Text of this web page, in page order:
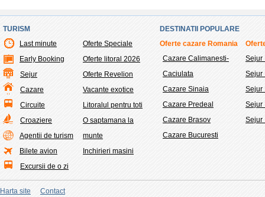
TURISM
Last minute
Early Booking
Sejur
Cazare
Circuite
Croaziere
Agentii de turism
Bilete avion
Excursii de o zi
Oferte Speciale
Oferte litoral 2026
Oferte Revelion
Vacante exotice
Litoralul pentru toti
O saptamana la
munte
Inchirieri masini
DESTINATII POPULARE
Oferte cazare Romania
Cazare Calimanesti-
Caciulata
Cazare Sinaia
Cazare Predeal
Cazare Brasov
Cazare Bucuresti
Sejur
Sejur
Sejur
Sejur
Sejur
Harta site Contact